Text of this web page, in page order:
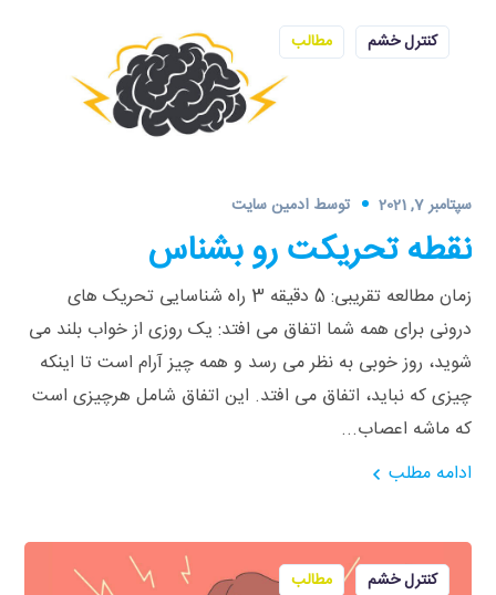
کنترل خشم مطالب
سپتامبر 7, 2021 توسطادمین سایت
نقطه تحریکت رو بشناس
زمان مطالعه تقریبی: 5 دقیقه 3 راه شناسایی تحریک های
درونی برای همه شما اتفاق می افتد: یک روزی از خواب بلند می
شوید، روز خوبی به نظر می رسد و همه چیز آرام است تا اینکه
چیزی که نباید، اتفاق می افتد. این اتفاق شامل هرچیزی است
که ماشه اعصاب...
ادامه مطلب
کنترل خشم مطالب